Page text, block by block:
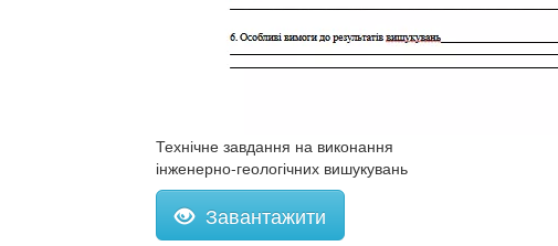
Технічне завдання на виконання
інженерно-геологічних вишукувань
Завантажити